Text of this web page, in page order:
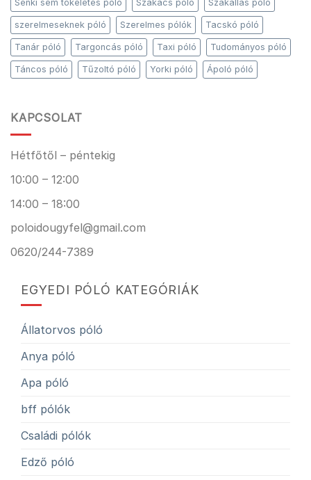
Senki sem tökéletes póló Szakács póló Szakállas póló
szerelmeseknek póló Szerelmes pólók Tacskó póló
Tanár póló Targoncás póló Taxi póló Tudományos póló
Táncos póló Tűzoltó póló Yorki póló Ápoló póló
KAPCSOLAT
Hétfőtől – péntekig
10:00 – 12:00
14:00 – 18:00
poloidougyfel@gmail.com
0620/244-7389
EGYEDI PÓLÓ KATEGÓRIÁK
Állatorvos póló
Anya póló
Apa póló
bff pólók
Családi pólók
Edző póló